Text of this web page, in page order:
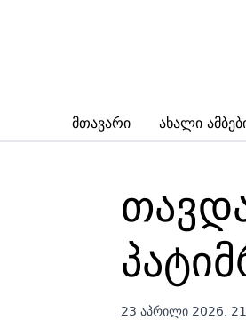
Მთავარი Ახალი
23 აპრილი 2026.